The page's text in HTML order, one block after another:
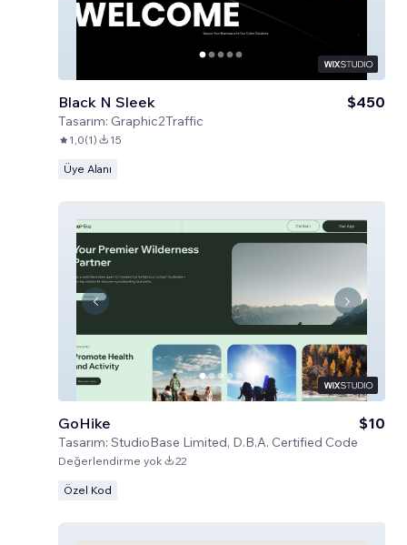
Black N Sleek
Tasarım: Graphic2Traffic
$450
1,0(1) 15
Üye Alanı
GoHike
Tasarım: StudioBase Limited, D.B.A. Certified Code
$10
Değerlendirme yok 22
Özel Kod